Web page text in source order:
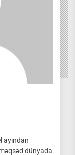
ayından
dünyada